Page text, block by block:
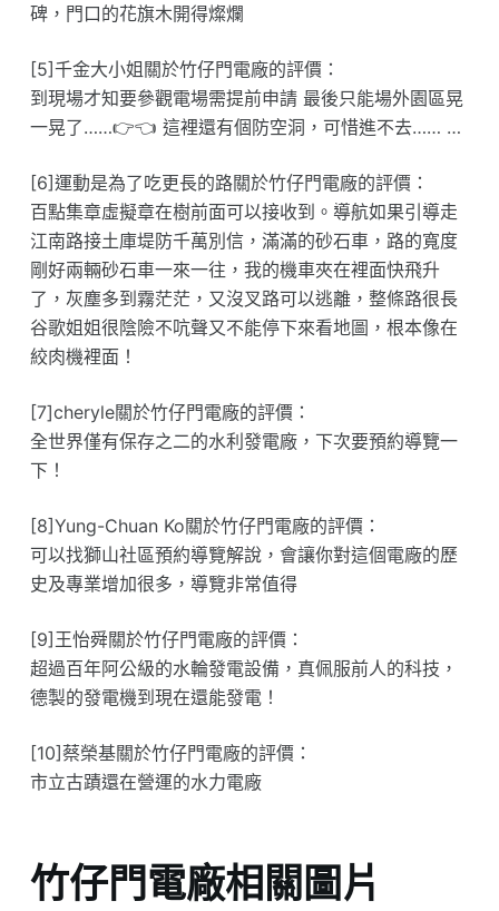
碑，門口的花旗木開得燦爛
[5]千金大小姐關於竹仔門電廠的評價：
到現場才知要參觀電場需提前申請 最後只能場外園區晃
一晃了……👉👈 這裡還有個防空洞，可惜進不去…… …
[6]運動是為了吃更長的路關於竹仔門電廠的評價：
百點集章虛擬章在樹前面可以接收到。導航如果引導走
江南路接土庫堤防千萬別信，滿滿的砂石車，路的寬度
剛好兩輛砂石車一來一往，我的機車夾在裡面快飛升
了，灰塵多到霧茫茫，又沒叉路可以逃離，整條路很長
谷歌姐姐很陰險不吭聲又不能停下來看地圖，根本像在
絞肉機裡面！
[7]cheryle關於竹仔門電廠的評價：
全世界僅有保存之二的水利發電廠，下次要預約導覽一
下！
[8]Yung-Chuan Ko關於竹仔門電廠的評價：
可以找獅山社區預約導覽解說，會讓你對這個電廠的歷
史及專業增加很多，導覽非常值得
[9]王怡舜關於竹仔門電廠的評價：
超過百年阿公級的水輪發電設備，真佩服前人的科技，
德製的發電機到現在還能發電！
[10]蔡榮基關於竹仔門電廠的評價：
市立古蹟還在營運的水力電廠
竹仔門電廠相關圖片